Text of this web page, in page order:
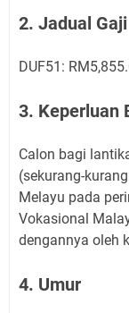
2. Jadual Gaji
DUF51:
3. Keperluan
Calon bagi
(sekurang-
Melayu pada
Vokasional
dengannya oleh
4. Umur